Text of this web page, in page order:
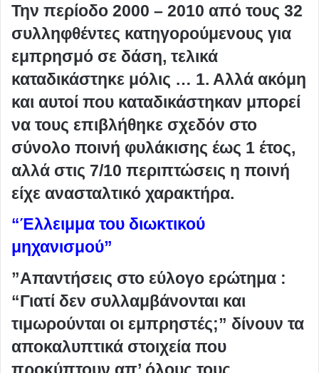
Την περίοδο 2000 – 2010 από τους 32
συλληφθέντες κατηγορούμενους για
εμπρησμό σε δάση, τελικά
καταδικάστηκε μόλις … 1. Αλλά ακόμη
και αυτοί που καταδικάστηκαν μπορεί
να τους επιβλήθηκε σχεδόν στο
σύνολο ποινή φυλάκισης έως 1 έτος,
αλλά στις 7/10 περιπτώσεις η ποινή
είχε ανασταλτικό χαρακτήρα.
“Έλλειμμα του διωκτικού
μηχανισμού”
”Απαντήσεις στο εύλογο ερώτημα :
“Γιατί δεν συλλαμβάνονται και
τιμωρούνται οι εμπρηστές;” δίνουν τα
αποκαλυπτικά στοιχεία που